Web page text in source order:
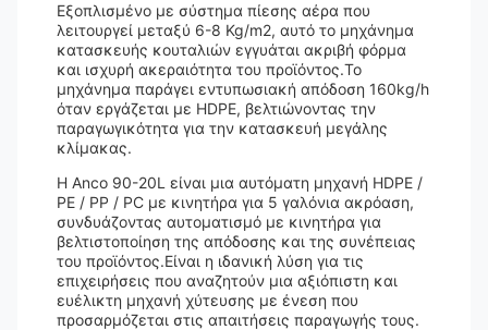
Εξοπλισμένο με σύστημα πίεσης αέρα που
λειτουργεί μεταξύ 6-8 Kg/m2, αυτό το μηχάνημα
κατασκευής κουταλιών εγγυάται ακριβή φόρμα
και ισχυρή ακεραιότητα του προϊόντος.Το
μηχάνημα παράγει εντυπωσιακή απόδοση 160kg/h
όταν εργάζεται με HDPE, βελτιώνοντας την
παραγωγικότητα για την κατασκευή μεγάλης
κλίμακας.
Η Anco 90-20L είναι μια αυτόματη μηχανή HDPE /
PE / PP / PC με κινητήρα για 5 γαλόνια ακρόαση,
συνδυάζοντας αυτοματισμό με κινητήρα για
βελτιστοποίηση της απόδοσης και της συνέπειας
του προϊόντος.Είναι η ιδανική λύση για τις
επιχειρήσεις που αναζητούν μια αξιόπιστη και
ευέλικτη μηχανή χύτευσης με ένεση που
προσαρμόζεται στις απαιτήσεις παραγωγής τους.